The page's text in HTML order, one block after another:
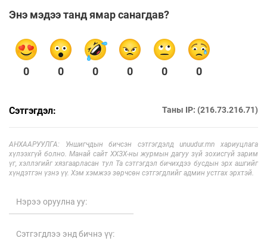
Энэ мэдээ танд ямар санагдав?
0 0 0 0 0 0
Сэтгэгдэл: Таны IP: (216.73.216.71)
АНХААРУУЛГА: Уншигчдын бичсэн сэтгэгдэлд unuudur.mn хариуцлага
хүлээхгүй болно. Манай сайт ХХЗХ-ны журмын дагуу зүй зохисгүй зарим
үг, хэллэгийг хязгаарласан тул Та сэтгэгдэл бичихдээ бусдын эрх ашгийг
хүндэтгэн үзнэ үү. Хэм хэмжээ зөрчсөн сэтгэгдлийг админ устгах эрхтэй.